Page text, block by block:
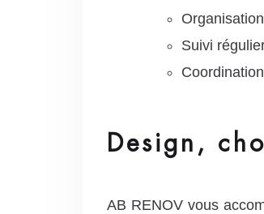
Suivi
Design,
AB RENOV vous